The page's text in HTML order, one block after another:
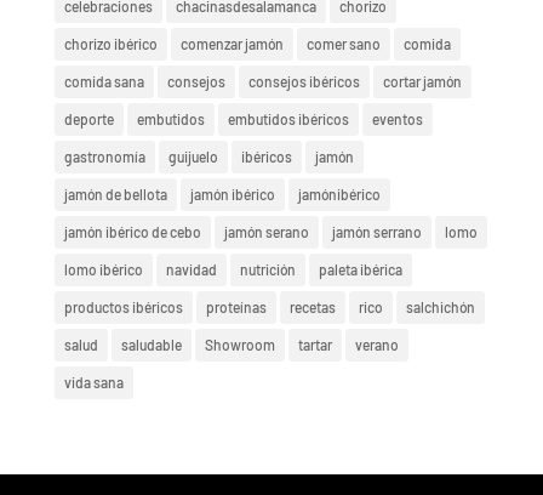
celebraciones chacinasdesalamanca chorizo
chorizo ibérico comenzar jamón comer sano comida
comida sana consejos consejos ibéricos cortar jamón
deporte embutidos embutidos ibéricos eventos
gastronomía guijuelo ibéricos jamón
jamón de bellota jamón ibérico jamónibérico
jamón ibérico de cebo jamón serano jamón serrano lomo
lomo ibérico navidad nutrición paleta ibérica
productos ibéricos proteínas recetas rico salchichón
salud saludable Showroom tartar verano
vida sana